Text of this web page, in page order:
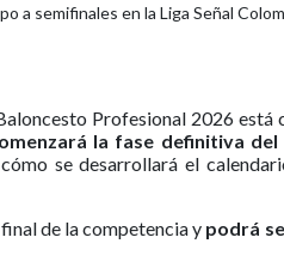
a semifinales en la Liga Señal
Profesional 2026 está
la fase definitiva
se desarrollará el
de la competencia y podrá